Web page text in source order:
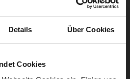
Details Über Cookies
Cookies